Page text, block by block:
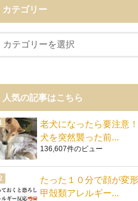
カテゴリー
人気の記事はこちら
老犬になったら要注意
犬を突然襲った前...
136,607件のビュー
たった１０分で顔が変
甲殻類アレルギー...